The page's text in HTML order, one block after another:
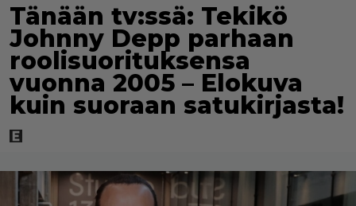
Tänään tv:ssä: Tekikö
Johnny Depp parhaan
roolisuorituksensa
vuonna 2005 – Elokuva
kuin suoraan satukirjasta!